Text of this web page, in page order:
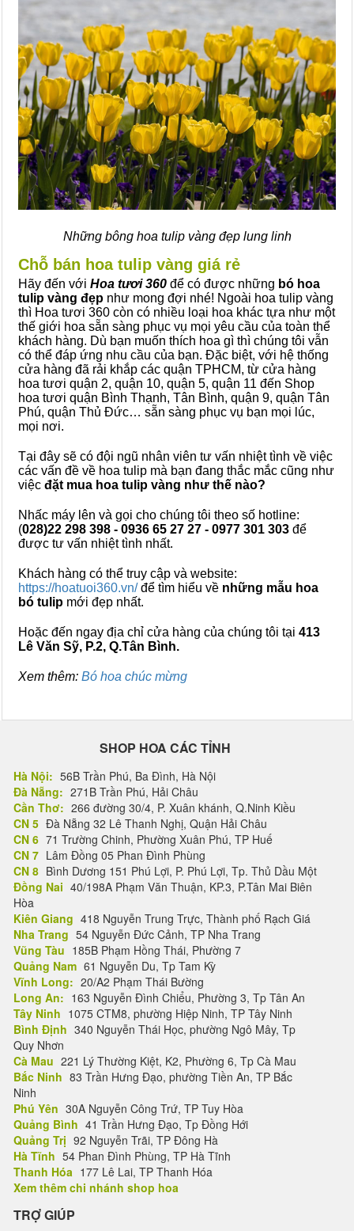
Những bông hoa tulip vàng đẹp lung linh
Chỗ bán hoa tulip vàng giá rẻ
Hãy đến với Hoa tươi 360 để có được những bó hoa
tulip vàng đẹp như mong đợi nhé! Ngoài hoa tulip vàng
thì Hoa tươi 360 còn có nhiều loại hoa khác tựa như một
thế giới hoa sẵn sàng phục vụ mọi yêu cầu của toàn thể
khách hàng. Dù bạn muốn thích hoa gì thì chúng tôi vẫn
có thể đáp ứng nhu cầu của bạn. Đặc biệt, với hệ thống
cửa hàng đã rải khắp các quận TPHCM, từ cửa hàng
hoa tươi quận 2, quận 10, quận 5, quận 11 đến Shop
hoa tươi quận Bình Thạnh, Tân Bình, quận 9, quận Tân
Phú, quận Thủ Đức… sẵn sàng phục vụ bạn mọi lúc,
mọi nơi.
Tại đây sẽ có đội ngũ nhân viên tư vấn nhiệt tình về việc
các vấn đề về hoa tulip mà bạn đang thắc mắc cũng như
việc đặt mua hoa tulip vàng như thế nào?
Nhấc máy lên và gọi cho chúng tôi theo số hotline:
(028)22 298 398 - 0936 65 27 27 - 0977 301 303 để
được tư vấn nhiệt tình nhất.
Khách hàng có thể truy cập và website:
https://hoatuoi360.vn/để tìm hiểu về những mẫu hoa
bó tulip mới đẹp nhất.
Hoặc đến ngay địa chỉ cửa hàng của chúng tôi tại 413
Lê Văn Sỹ, P.2, Q.Tân Bình.
Xem thêm: Bó hoa chúc mừng
SHOP HOA CÁC TỈNH
Hà Nội: 56B Trần Phú, Ba Đình, Hà Nội
Đà Nẵng: 271B Trần Phú, Hải Châu
Cần Thơ: 266 đường 30/4, P. Xuân khánh, Q.Ninh Kiều
CN 5 Đà Nẵng 32 Lê Thanh Nghị, Quận Hải Châu
CN 6 71 Trường Chinh, Phường Xuân Phú, TP Huế
CN 7 Lâm Đồng 05 Phan Đình Phùng
CN 8 Bình Dương 151 Phú Lợi, P. Phú Lợi, Tp. Thủ Dầu Một
Đồng Nai 40/198A Phạm Văn Thuận, KP.3, P.Tân Mai Biên
Hòa
Kiên Giang 418 Nguyễn Trung Trực, Thành phố Rạch Giá
Nha Trang 54 Nguyễn Đức Cảnh, TP Nha Trang
Vũng Tàu 185B Phạm Hồng Thái, Phường 7
Quảng Nam 61 Nguyễn Du, Tp Tam Kỳ
Vĩnh Long: 20/A2 Phạm Thái Bường
Long An: 163 Nguyễn Đình Chiểu, Phường 3, Tp Tân An
Tây Ninh 1075 CTM8, phường Hiệp Ninh, TP Tây Ninh
Bình Định 340 Nguyễn Thái Học, phường Ngô Mây, Tp
Quy Nhơn
Cà Mau 221 Lý Thường Kiệt, K2, Phường 6, Tp Cà Mau
Bắc Ninh 83 Trần Hưng Đạo, phường Tiền An, TP Bắc
Ninh
Phú Yên 30A Nguyễn Công Trứ, TP Tuy Hòa
Quảng Bình 41 Trần Hưng Đạo, Tp Đồng Hới
Quảng Trị 92 Nguyễn Trãi, TP Đông Hà
Hà Tĩnh 54 Phan Đình Phùng, TP Hà Tĩnh
Thanh Hóa 177 Lê Lai, TP Thanh Hóa
Xem thêm chi nhánh shop hoa
TRỢ GIÚP